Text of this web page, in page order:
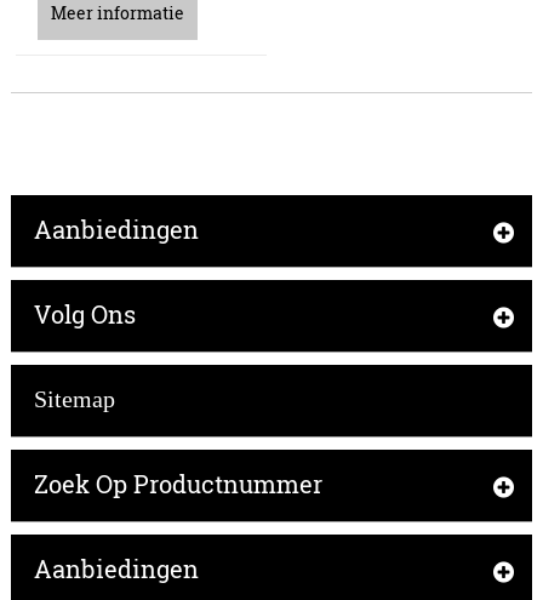
Meer informatie
Aanbiedingen
Volg Ons
Sitemap
Zoek Op Productnummer
Aanbiedingen